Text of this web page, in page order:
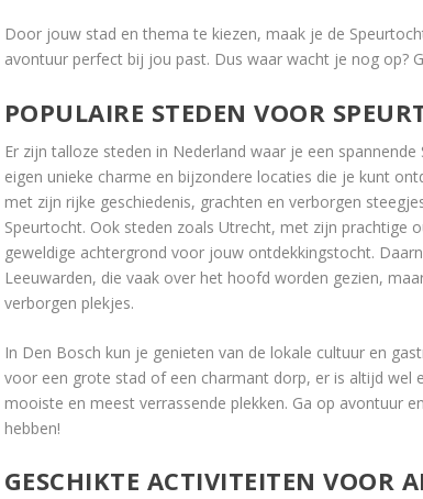
Door jouw stad en thema te kiezen, maak je de
avontuur perfect bij jou past. Dus waar wacht je nog op?
POPULAIRE STEDEN VOOR
Er zijn talloze steden in Nederland waar je een
eigen unieke charme en bijzondere locaties die je kunt
met zijn rijke geschiedenis, grachten en verborgen
Speurtocht. Ook steden zoals Utrecht, met zijn prachtige
geweldige achtergrond voor jouw ontdekkingstocht.
Leeuwarden, die vaak over het hoofd worden gezien,
verborgen plekjes.
In Den Bosch kun je genieten van de lokale cultuur en
voor een grote stad of een charmant dorp, er is altijd wel
mooiste en meest verrassende plekken. Ga op avontuur
hebben!
GESCHIKTE ACTIVITEITEN VOOR